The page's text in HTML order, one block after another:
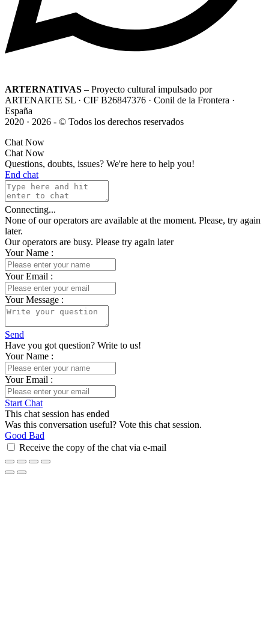
ARTERNATIVAS – Proyecto cultural impulsado por
ARTENARTE SL · CIF B26847376 · Conil de la Frontera ·
España
2020 · 2026 - © Todos los derechos reservados
Chat Now
Chat Now
Questions, doubts, issues? We're here to help you!
End chat
Connecting...
None of our operators are available at the moment. Please, try again
later.
Our operators are busy. Please try again later
Your Name :
Your Email :
Your Message :
Send
Have you got question? Write to us!
Your Name :
Your Email :
Start Chat
This chat session has ended
Was this conversation useful? Vote this chat session.
Good Bad
Receive the copy of the chat via e-mail